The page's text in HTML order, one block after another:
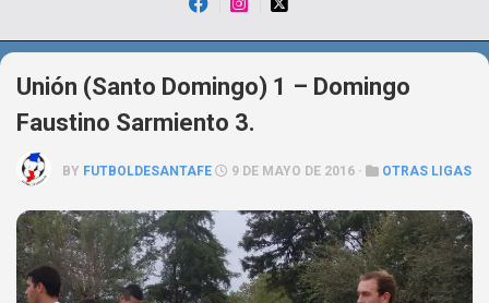
Unión (Santo Domingo) 1 – Domingo
Faustino Sarmiento 3.
BY FUTBOLDESANTAFE 9 DE MAYO DE 2016 · OTRAS LIGAS